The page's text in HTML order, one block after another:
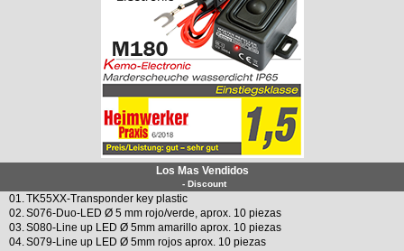
Los Mas Vendidos
- Discount
01. TK55XX-Transponder key plastic
02. S076-Duo-LED Ø 5 mm rojo/verde, aprox. 10 piezas
03. S080-Line up LED Ø 5mm amarillo aprox. 10 piezas
04. S079-Line up LED Ø 5mm rojos aprox. 10 piezas